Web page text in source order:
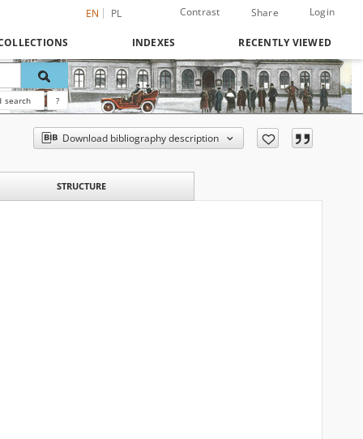
EN PL Contrast Share Login
INDEXES RECENTLY VIEWED
search ?
Download bibliography description
STRUCTURE